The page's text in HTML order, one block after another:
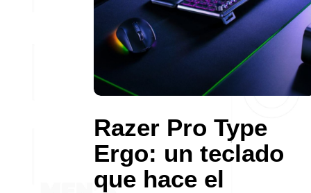
Razer Pro Type
Ergo: un teclado
que hace el